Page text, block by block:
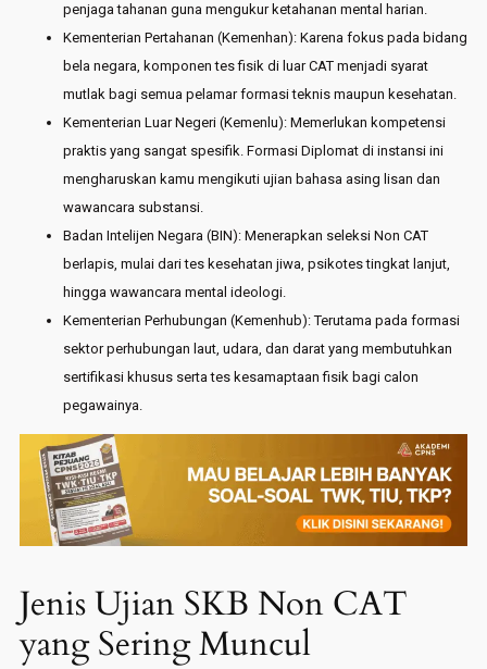
penjaga tahanan guna mengukur ketahanan mental harian.
Kementerian Pertahanan (Kemenhan): Karena fokus pada bidang
bela negara, komponen tes fisik di luar CAT menjadi syarat
mutlak bagi semua pelamar formasi teknis maupun kesehatan.
Kementerian Luar Negeri (Kemenlu): Memerlukan kompetensi
praktis yang sangat spesifik. Formasi Diplomat di instansi ini
mengharuskan kamu mengikuti ujian bahasa asing lisan dan
wawancara substansi.
Badan Intelijen Negara (BIN): Menerapkan seleksi Non CAT
berlapis, mulai dari tes kesehatan jiwa, psikotes tingkat lanjut,
hingga wawancara mental ideologi.
Kementerian Perhubungan (Kemenhub): Terutama pada formasi
sektor perhubungan laut, udara, dan darat yang membutuhkan
sertifikasi khusus serta tes kesamaptaan fisik bagi calon
pegawainya.
Jenis Ujian SKB Non CAT
yang Sering Muncul